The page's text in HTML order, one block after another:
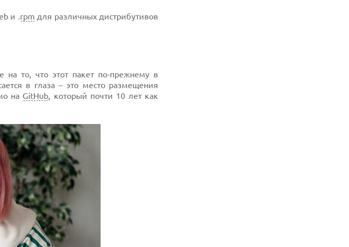
и .rpm для различных дистрибутивов
на то, что этот пакет по-прежнему в
в глаза – это место размещения
на GitHub, который почти 10 лет как